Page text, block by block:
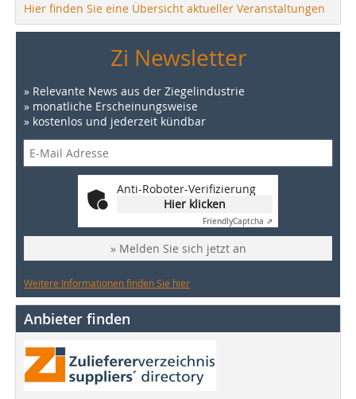
Hier finden Sie eine Übersicht aktueller Veranstaltungen
Zi Newsletter
» Relevante News aus der Ziegelindustrie
» monatliche Erscheinungsweise
» kostenlos und jederzeit kündbar
Anti-Roboter-Verifizierung
Hier klicken
FriendlyCaptcha ⇗
» Melden Sie sich jetzt an
Weitere Informationen finden Sie hier
Anbieter finden